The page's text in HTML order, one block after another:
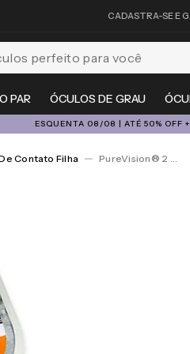
CADASTRA-SE E
PAR ÓCULOS DE GRAU
para você
ESQUENTA 08/08 | ATÉ 50% OFF
Contato Filha PureVision® 2 For Astigmatism 6